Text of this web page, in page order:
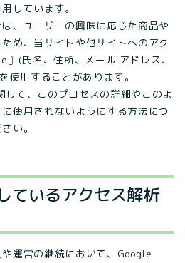
しています。
、ユーザーの興味に応じた商品や
め、当サイトや他サイトへのアク
(氏名、住所、メール アドレス、
使用することがあります。
て、このプロセスの詳細やこのよ
使用されないようにする方法につ
い。
ているアクセス解析
運営の継続において、Google